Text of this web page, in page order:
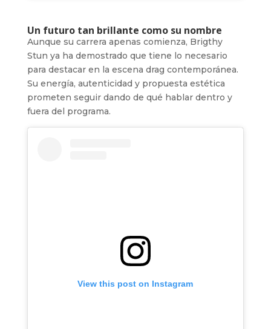
Un futuro tan brillante como su nombre
Aunque su carrera apenas comienza, Brigthy
Stun ya ha demostrado que tiene lo necesario
para destacar en la escena drag contemporánea.
Su energía, autenticidad y propuesta estética
prometen seguir dando de qué hablar dentro y
fuera del programa.
View this post on Instagram